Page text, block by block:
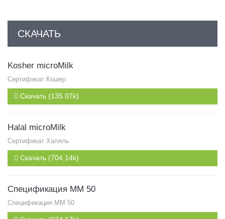
СКАЧАТЬ
Kosher microMilk
Сертификат Кошер
Скачать (135.07k)
Halal microMilk
Сертификат Халяль
Скачать (704.14k)
Спецификация MM 50
Спецификация MM 50